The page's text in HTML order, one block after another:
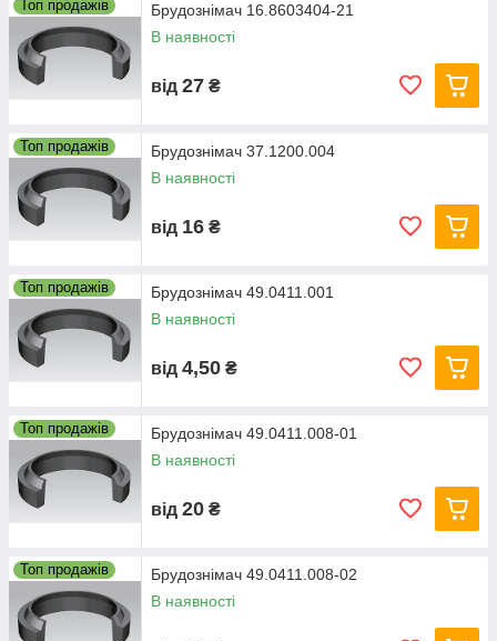
Топ продажів
Брудознімач 16.8603404-21
В наявності
від 27 ₴
Топ продажів
Брудознімач 37.1200.004
В наявності
від 16 ₴
Топ продажів
Брудознімач 49.0411.001
В наявності
від 4,50 ₴
Топ продажів
Брудознімач 49.0411.008-01
В наявності
від 20 ₴
Топ продажів
Брудознімач 49.0411.008-02
В наявності